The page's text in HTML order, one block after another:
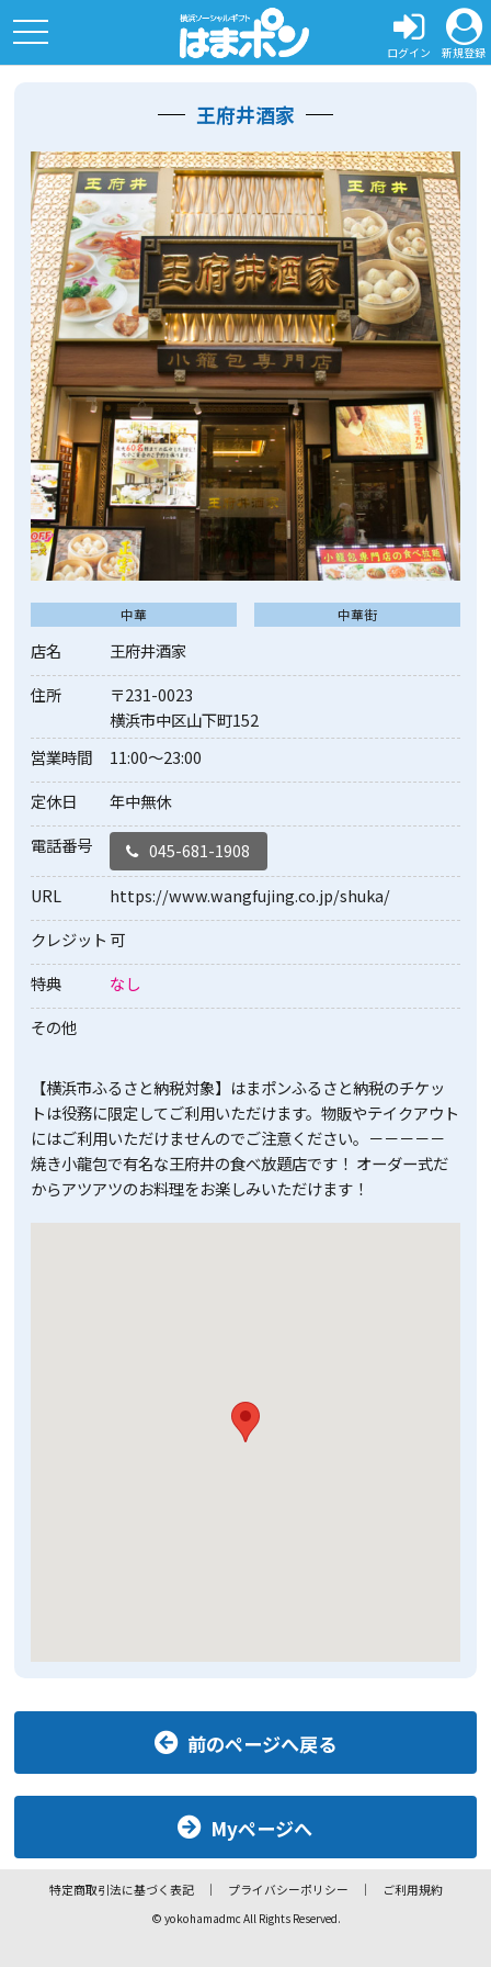
ログイン 新規登録
toggle
navigation
王府井酒家
中華 中華街
店名
王府井酒家
住所
〒231-0023
横浜市中区山下町152
営業時間
11:00～23:00
定休日
年中無休
電話番号
045-681-1908
URL
https://www.wangfujing.co.jp/shuka/
クレジット 可
特典
なし
その他
【横浜市ふるさと納税対象】はまポンふるさと納税のチケッ
トは役務に限定してご利用いただけます。物販やテイクアウト
にはご利用いただけませんのでご注意ください。－－－－－
焼き小龍包で有名な王府井の食べ放題店です！ オーダー式だ
からアツアツのお料理をお楽しみいただけます！
前のページへ戻る
Myページへ
特定商取引法に基づく表記 プライバシーポリシー ご利用規約
© yokohamadmc All Rights Reserved.